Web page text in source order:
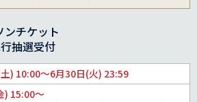
ンチケット
抽選受付
) 10:00～6月30日(火) 23:59
) 15:00～